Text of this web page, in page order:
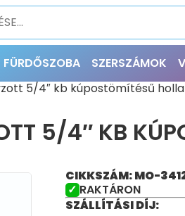
SZERSZÁMOK
5/4″ kb kúpostömítésű
5/4″ KB
CIKKSZÁM: MO-
RAKTÁRON
SZÁLLÍTÁSI DÍJ: